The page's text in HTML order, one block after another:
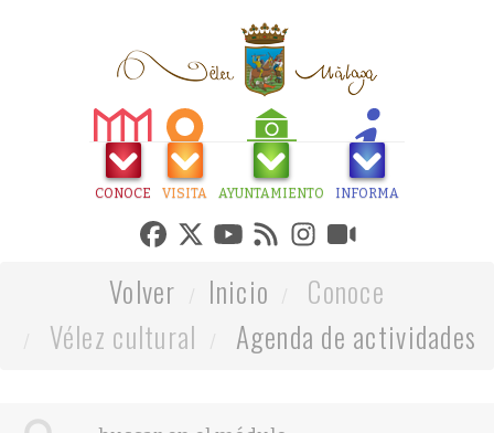
CONOCE VISITA AYUNTAMIENTO INFORMA
Volver Inicio
Conoce
Vélez cultural
Agenda de actividades